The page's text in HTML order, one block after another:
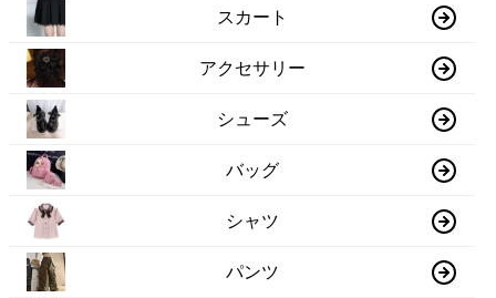
スカート
アクセサリー
シューズ
バッグ
シャツ
パンツ